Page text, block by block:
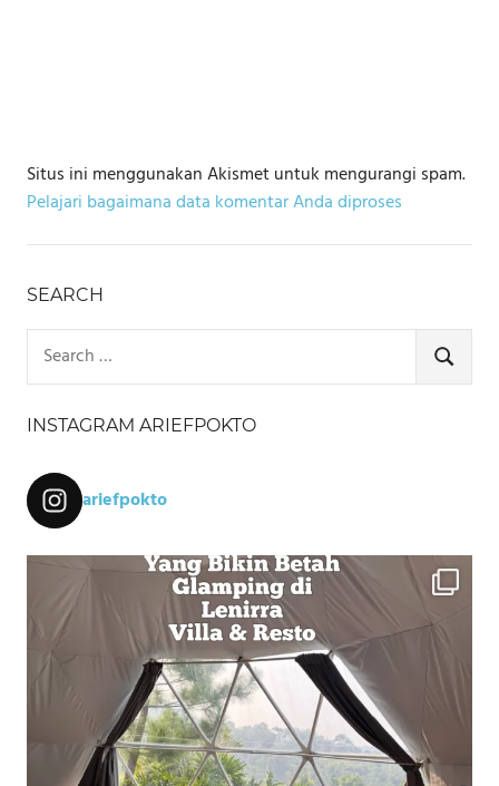
Situs ini menggunakan Akismet untuk mengurangi spam.
Pelajari bagaimana data komentar Anda diproses
SEARCH
for:
SEARCH
INSTAGRAM ARIEFPOKTO
ariefpokto